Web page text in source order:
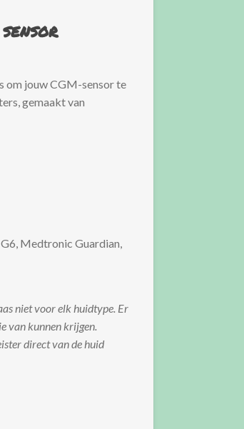
om jouw CGM-sensor te
gemaakt van
Medtronic Guardian,
niet voor elk huidtype. Er
van kunnen krijgen.
direct van de huid